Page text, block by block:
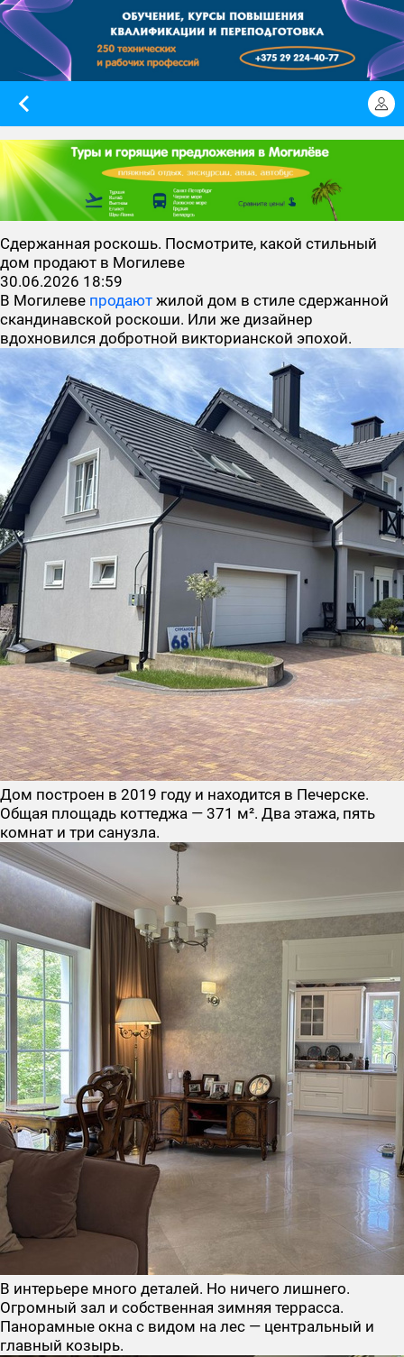
Сдержанная роскошь. Посмотрите, какой стильный
дом продают в Могилеве
30.06.2026 18:59
В Могилеве продают жилой дом в стиле сдержанной
скандинавской роскоши. Или же дизайнер
вдохновился добротной викторианской эпохой.
Дом построен в 2019 году и находится в Печерске.
Общая площадь коттеджа — 371 м². Два этажа, пять
комнат и три санузла.
В интерьере много деталей. Но ничего лишнего.
Огромный зал и собственная зимняя террасса.
Панорамные окна с видом на лес — центральный и
главный козырь.